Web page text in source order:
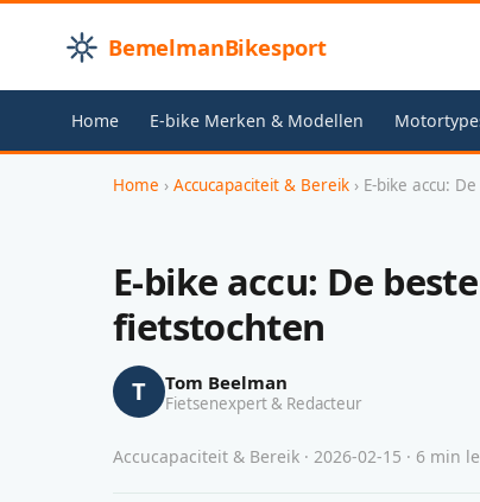
BemelmanBikesport
Home E-bike Merken & Modellen
Home › Accucapaciteit & Bereik › E-bike accu:
E-bike accu: De
fietstochten
T Tom Beelman
Fietsenexpert & Redacteur
Accucapaciteit & Bereik · 2026-02-15 · 6 min